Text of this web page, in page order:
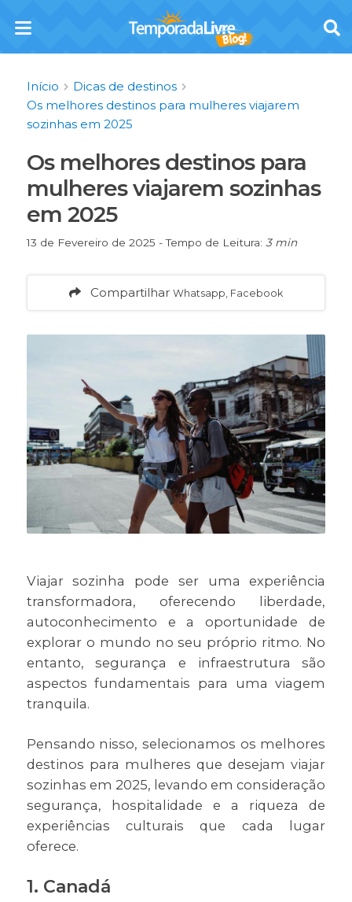
Início
Dicas de destinos
Os melhores destinos para mulheres viajarem
sozinhas em 2025
Os melhores destinos para
mulheres viajarem sozinhas
em 2025
13 de Fevereiro de 2025 - Tempo de Leitura: 3 min
Compartilhar Whatsapp, Facebook
Viajar sozinha pode ser uma experiência
transformadora, oferecendo liberdade,
autoconhecimento e a oportunidade de
explorar o mundo no seu próprio ritmo. No
entanto, segurança e infraestrutura são
aspectos fundamentais para uma viagem
tranquila.
Pensando nisso, selecionamos os melhores
destinos para mulheres que desejam viajar
sozinhas em 2025, levando em consideração
segurança, hospitalidade e a riqueza de
experiências culturais que cada lugar
oferece.
1. Canadá